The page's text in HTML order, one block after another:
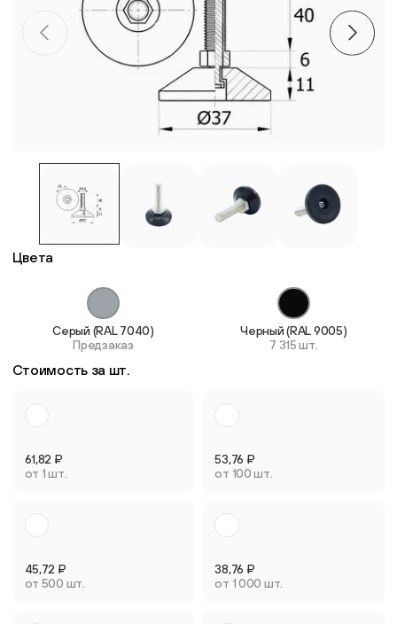
Цвета
Серый (RAL 7040)
Предзаказ
Черный (RAL 9005)
7 315 шт.
Стоимость за шт.
61,82 ₽
от 1 шт.
53,76 ₽
от 100 шт.
45,72 ₽
от 500 шт.
38,76 ₽
от 1 000 шт.
Пластиковые столешницы для школьных парт
Комплектующие для мебели
Система выравнивания плитки
Дюбель